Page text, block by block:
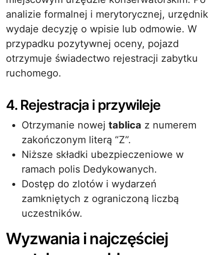
analizie formalnej i merytorycznej, urzędnik
wydaje decyzję o wpisie lub odmowie. W
przypadku pozytywnej oceny, pojazd
otrzymuje świadectwo rejestracji zabytku
ruchomego.
4. Rejestracja i przywileje
Otrzymanie nowej tablica z numerem
zakończonym literą “Z”.
Niższe składki ubezpieczeniowe w
ramach polis Dedykowanych.
Dostęp do zlotów i wydarzeń
zamkniętych z ograniczoną liczbą
uczestników.
Wyzwania i najczęściej